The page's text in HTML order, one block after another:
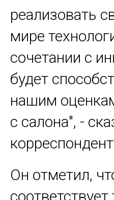
реализовать
мире
сочетании с
будет
нашим
с салона", -
Он отметил,